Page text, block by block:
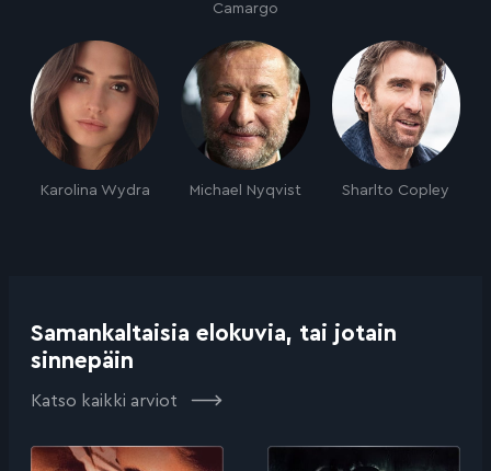
Camargo
Karolina Wydra Michael Nyqvist Sharlto Copley
Samankaltaisia elokuvia, tai jotain
sinnepäin
Katso kaikki arviot